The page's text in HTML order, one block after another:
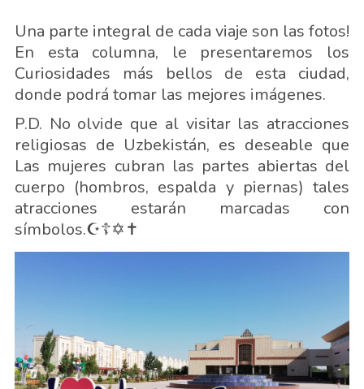
Una parte integral de cada viaje son las fotos!
En esta columna, le presentaremos los
Curiosidades más bellos de esta ciudad,
donde podrá tomar las mejores imágenes.
P.D. No olvide que al visitar las atracciones
religiosas de Uzbekistán, es deseable que
Las mujeres cubran las partes abiertas del
cuerpo (hombros, espalda y piernas) tales
atracciones estarán marcadas con
símbolos.☪️☦️✡️✝️